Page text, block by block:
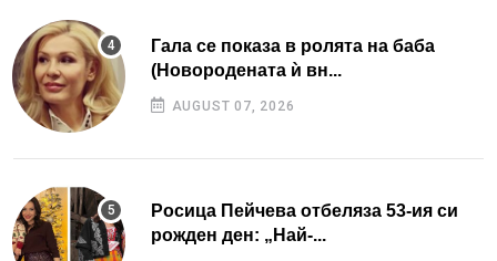
Гала се показа в ролята на баба
(Новородената ѝ вн...
AUGUST 07, 2026
Росица Пейчева отбеляза 53-ия си
рожден ден: „Най-...